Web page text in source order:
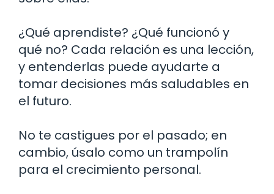
¿Qué aprendiste? ¿Qué funcionó y
qué no? Cada relación es una lección,
y entenderlas puede ayudarte a
tomar decisiones más saludables en
el futuro.
No te castigues por el pasado; en
cambio, úsalo como un trampolín
para el crecimiento personal.